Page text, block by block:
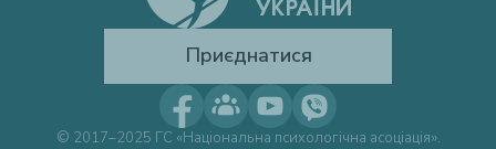
Приєднатися
© 2017–2025 ГС «Національна психологічна асоціація».